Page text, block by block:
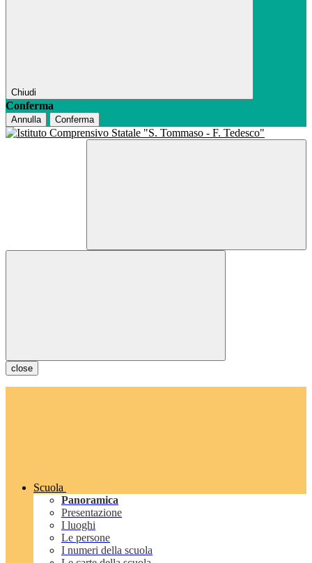
Chiudi
Conferma
Annulla Conferma
close
Scuola
Panoramica
Presentazione
I luoghi
Le persone
I numeri della scuola